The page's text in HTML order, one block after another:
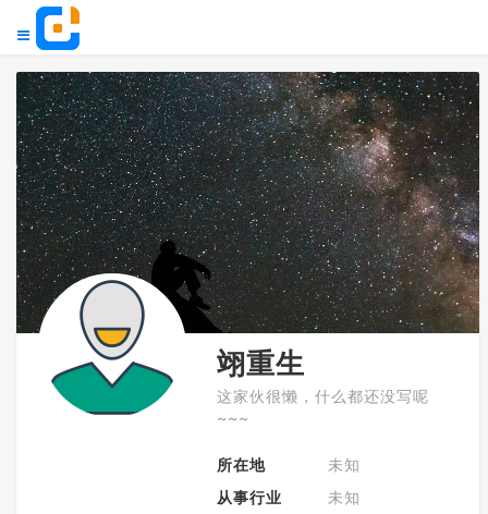
翊重生
这家伙很懒，什么都还没写呢
~~~
所在地
未知
从事行业
未知